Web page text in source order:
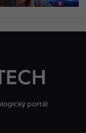
portál